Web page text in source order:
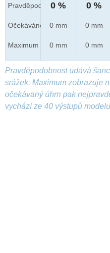
Pravděpod.
Očekáváno
Maximum
0 %
0 mm
0 mm
0 %
0 mm
0 mm
Pravděpodobnost udává
srážek. Maximum zobrazuje
očekávaný úhrn pak
vychází ze 40 výstupů